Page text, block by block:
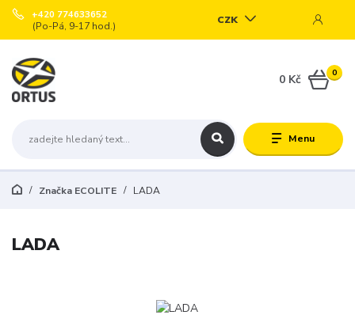
Menu
CZK
+420 774633652
(Po-Pá, 9-17 hod.)
0
0 Kč
Značka ECOLITE LADA
LADA